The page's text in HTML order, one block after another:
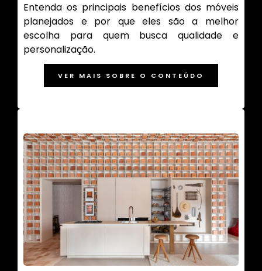
Entenda os principais benefícios dos móveis
planejados e por que eles são a melhor
escolha para quem busca qualidade e
personalização.
VER MAIS SOBRE O CONTEÚDO